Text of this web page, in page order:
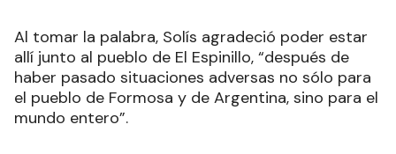
Al tomar la palabra, Solís agradeció poder estar
allí junto al pueblo de El Espinillo, “después de
haber pasado situaciones adversas no sólo para
el pueblo de Formosa y de Argentina, sino para el
mundo entero”.